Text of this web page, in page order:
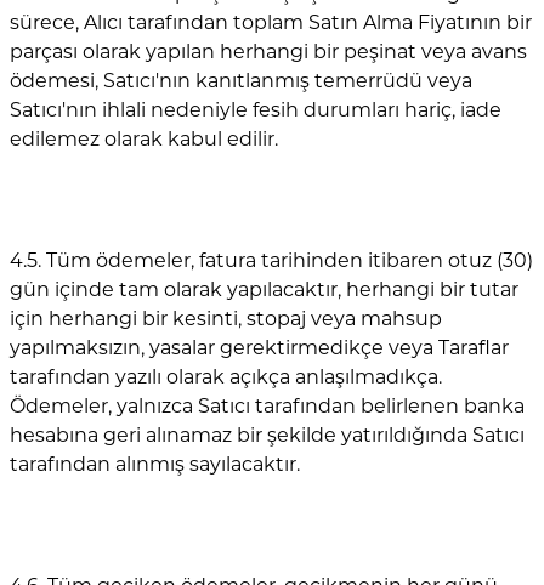
sürece, Alıcı tarafından toplam Satın Alma Fiyatının bir
parçası olarak yapılan herhangi bir peşinat veya avans
ödemesi, Satıcı'nın kanıtlanmış temerrüdü veya
Satıcı'nın ihlali nedeniyle fesih durumları hariç, iade
edilemez olarak kabul edilir.
4.5. Tüm ödemeler, fatura tarihinden itibaren otuz (30)
gün içinde tam olarak yapılacaktır, herhangi bir tutar
için herhangi bir kesinti, stopaj veya mahsup
yapılmaksızın, yasalar gerektirmedikçe veya Taraflar
tarafından yazılı olarak açıkça anlaşılmadıkça.
Ödemeler, yalnızca Satıcı tarafından belirlenen banka
hesabına geri alınamaz bir şekilde yatırıldığında Satıcı
tarafından alınmış sayılacaktır.